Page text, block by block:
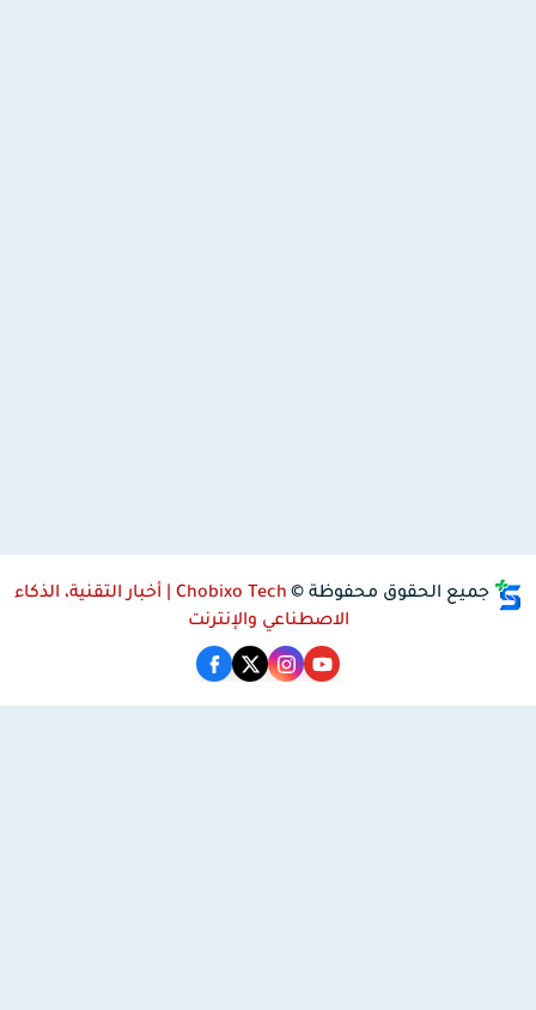
جميع الحقوق محفوظة ©
Chobixo Tech | أخبار التقنية، الذكاء
الاصطناعي والإنترنت